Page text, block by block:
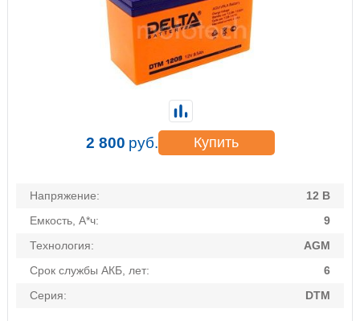
Напряжение:
12 В
Емкость, А*ч:
9
Технология:
AGM
Срок службы АКБ, лет:
6
Серия:
DTM
2 800 руб. Купить